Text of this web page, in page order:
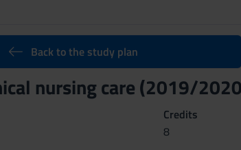
Back to the study plan
nursing care (2019/
Credits
8